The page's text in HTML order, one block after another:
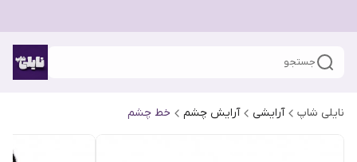
جستجو
نایلی شاپ آرایشی آرایش چشم خط چشم